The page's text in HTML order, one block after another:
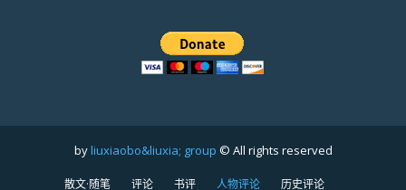
byliuxiaobo&liuxia; group © All rights reserved
散文·随笔 评论 书评 人物评论 历史评论